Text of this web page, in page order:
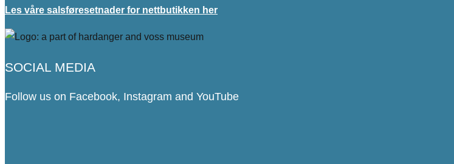
Les våre salsføresetnader for nettbutikken her
SOCIAL MEDIA
Follow us on Facebook, Instagram and YouTube